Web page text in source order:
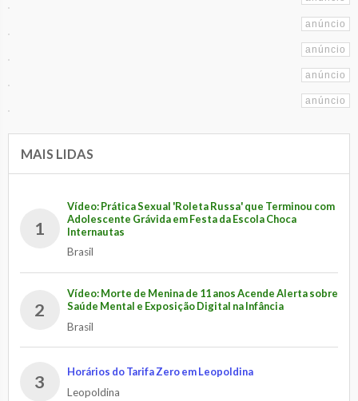
MAIS LIDAS
1
Vídeo: Prática Sexual 'Roleta Russa' que Terminou com
Adolescente Grávida em Festa da Escola Choca
Internautas
Brasil
2
Vídeo: Morte de Menina de 11 anos Acende Alerta sobre
Saúde Mental e Exposição Digital na Infância
Brasil
3
Horários do Tarifa Zero em Leopoldina
Leopoldina